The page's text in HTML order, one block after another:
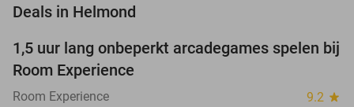
Deals in Helmond
46%
TODAY
1,5 uur lang onbeperkt arcadegames spelen bij
Room Experience
Room Experience 9.2 star